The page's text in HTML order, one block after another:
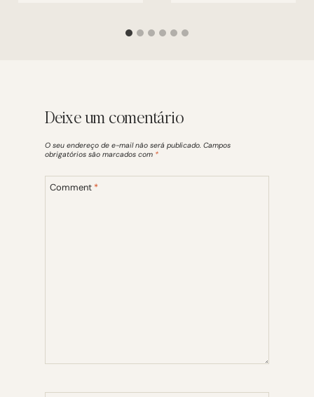
Deixe um comentário
O seu endereço de e-mail não será publicado. Campos
obrigatórios são marcados com *
Comment *